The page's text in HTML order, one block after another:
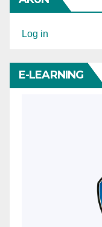
Log in
E-LEARNING